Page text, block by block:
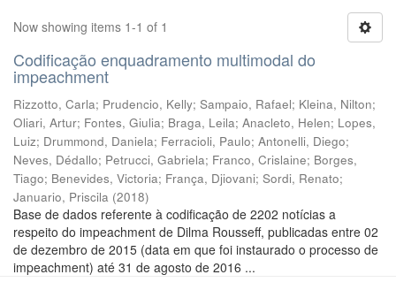
Now showing items 1-1 of 1
Codificação enquadramento multimodal do
impeachment
Rizzotto, Carla; Prudencio, Kelly; Sampaio, Rafael; Kleina, Nilton;
Oliari, Artur; Fontes, Giulia; Braga, Leila; Anacleto, Helen; Lopes,
Luiz; Drummond, Daniela; Ferracioli, Paulo; Antonelli, Diego;
Neves, Dédallo; Petrucci, Gabriela; Franco, Crislaine; Borges,
Tiago; Benevides, Victoria; França, Djiovani; Sordi, Renato;
Januario, Priscila (2018)
Base de dados referente à codificação de 2202 notícias a
respeito do impeachment de Dilma Rousseff, publicadas entre 02
de dezembro de 2015 (data em que foi instaurado o processo de
impeachment) até 31 de agosto de 2016 ...